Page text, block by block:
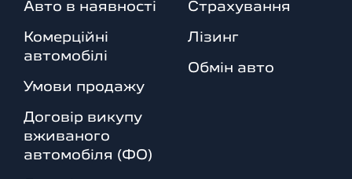
Авто в наявності
Комерційні
автомобілі
Умови продажу
Договір викупу
вживаного
автомобіля (ФО)
Страхування
Лізинг
Обмін авто